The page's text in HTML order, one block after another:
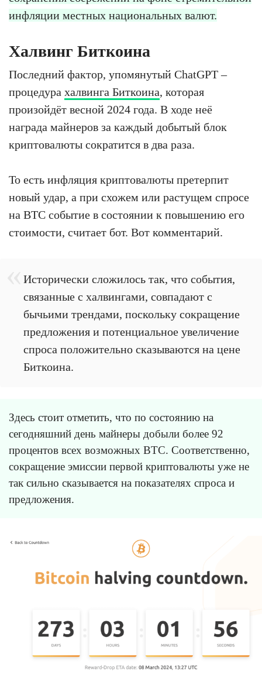
инфляции местных национальных валют.
Халвинг Биткоина
Последний фактор, упомянутый ChatGPT –
процедура халвинга Биткоина, которая
произойдёт весной 2024 года. В ходе неё
награда майнеров за каждый добытый блок
криптовалюты сократится в два раза.
То есть инфляция криптовалюты претерпит
новый удар, а при схожем или растущем спросе
на BTC событие в состоянии к повышению его
стоимости, считает бот. Вот комментарий.
Исторически сложилось так, что события,
связанные с халвингами, совпадают с
бычьими трендами, поскольку сокращение
предложения и потенциальное увеличение
спроса положительно сказываются на цене
Биткоина.
Здесь стоит отметить, что по состоянию на
сегодняшний день майнеры добыли более 92
процентов всех возможных BTC. Соответственно,
сокращение эмиссии первой криптовалюты уже не
так сильно сказывается на показателях спроса и
предложения.